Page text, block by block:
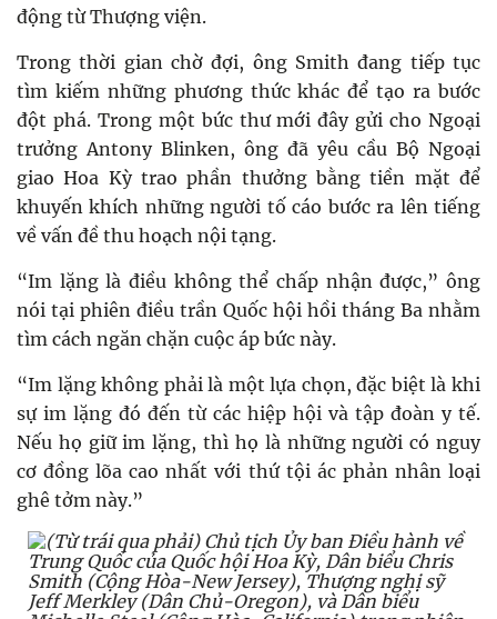
động từ Thượng viện.
Trong thời gian chờ đợi, ông Smith đang tiếp tục
tìm kiếm những phương thức khác để tạo ra bước
đột phá. Trong một bức thư mới đây gửi cho Ngoại
trưởng Antony Blinken, ông đã yêu cầu Bộ Ngoại
giao Hoa Kỳ trao phần thưởng bằng tiền mặt để
khuyến khích những người tố cáo bước ra lên tiếng
về vấn đề thu hoạch nội tạng.
“Im lặng là điều không thể chấp nhận được,” ông
nói tại phiên điều trần Quốc hội hồi tháng Ba nhằm
tìm cách ngăn chặn cuộc áp bức này.
“Im lặng không phải là một lựa chọn, đặc biệt là khi
sự im lặng đó đến từ các hiệp hội và tập đoàn y tế.
Nếu họ giữ im lặng, thì họ là những người có nguy
cơ đồng lõa cao nhất với thứ tội ác phản nhân loại
ghê tởm này.”